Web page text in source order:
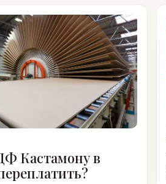
Кастамону в